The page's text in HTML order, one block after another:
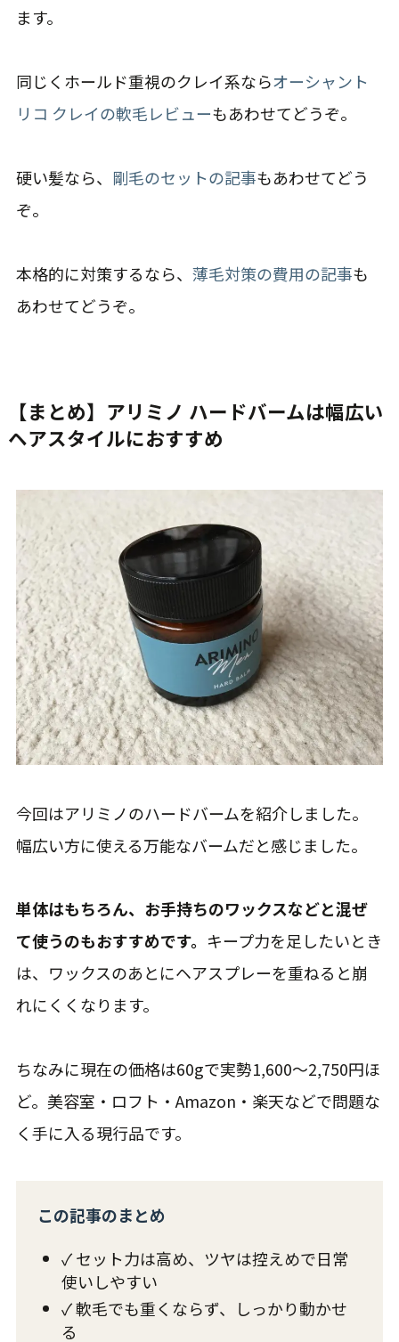
ます。
同じくホールド重視のクレイ系ならオーシャント
リコ クレイの軟毛レビューもあわせてどうぞ。
硬い髪なら、 剛毛のセットの記事もあわせてどう
ぞ。
本格的に対策するなら、 薄毛対策の費用の記事も
あわせてどうぞ。
【まとめ】アリミノ ハードバームは幅広い
ヘアスタイルにおすすめ
今回はアリミノのハードバームを紹介しました。
幅広い方に使える万能なバームだと感じました。
単体はもちろん、お手持ちのワックスなどと混ぜ
て使うのもおすすめです。 キープ力を足したいとき
は、ワックスのあとにヘアスプレーを重ねると崩
れにくくなります。
ちなみに現在の価格は60gで実勢1,600〜2,750円ほ
ど。美容室・ロフト・Amazon・楽天などで問題な
く手に入る現行品です。
この記事のまとめ
✓ セット力は高め、ツヤは控えめで日常
使いしやすい
✓ 軟毛でも重くならず、しっかり動かせ
る